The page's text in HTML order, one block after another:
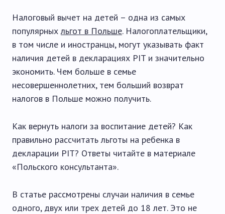
Налоговый вычет на детей – одна из самых
популярныхльгот в Польше. Налогоплательщики,
в том числе и иностранцы, могут указывать факт
наличия детей в декларациях PIT и значительно
экономить. Чем больше в семье
несовершеннолетних, тем больший возврат
налогов в Польше можно получить.
Как вернуть налоги за воспитание детей? Как
правильно рассчитать льготы на ребенка в
декларации PIT? Ответы читайте в материале
«Польского консультанта».
В статье рассмотрены случаи наличия в семье
одного, двух или трех детей до 18 лет. Это не